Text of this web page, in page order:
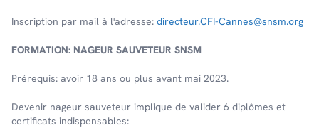
Inscription par mail à l'adresse: directeur.CFI-Cannes@snsm.org
FORMATION: NAGEUR SAUVETEUR SNSM
Prérequis: avoir 18 ans ou plus avant mai 2023.
Devenir nageur sauveteur implique de valider 6 diplômes et
certificats indispensables: